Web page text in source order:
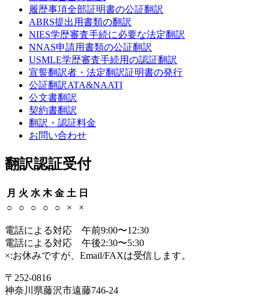
履歴事項全部証明書の公証翻訳
ABRS提出用書類の翻訳
NIES学歴審査手続に必要な法定翻訳
NNAS申請用書類の公証翻訳
USMLE学歴審査手続用の認証翻訳
宣誓翻訳者・法定翻訳証明書の発行
公証翻訳ATA&NAATI
公文書翻訳
契約書翻訳
翻訳・認証料金
お問い合わせ
翻訳認証受付
月 火 水 木 金 土 日
○
○ ○ ○ ○ × ×
電話による対応 午前9:00〜12:30
電話による対応 午後2:30〜5:30
×:お休みですが、Email/FAXは受信します。
〒252-0816
神奈川県藤沢市遠藤746-24